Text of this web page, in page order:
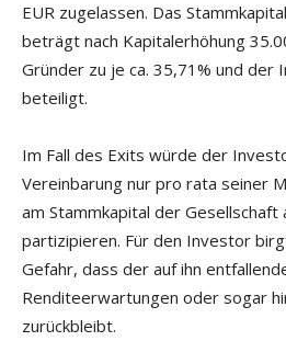
EUR zugelassen. Das
beträgt nach Kapitalerhöhung
Gründer zu je ca. 35,71% und der
beteiligt.
Im Fall des Exits würde der
Vereinbarung nur pro rata seiner
am Stammkapital der Gesellschaft
partizipieren. Für den Investor
Gefahr, dass der auf ihn
Renditeerwartungen oder sogar
zurückbleibt.